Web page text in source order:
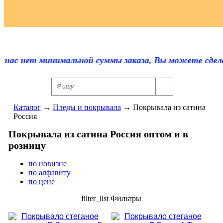
нет минимальной суммы заказа, Вы можете
Каталог→ Пледы и покрывала → Покрывала из сатина
Россия
Покрывала из сатина Россия оптом и в
розницу
по новизне
по алфавиту
по цене
filter_list Фильтры